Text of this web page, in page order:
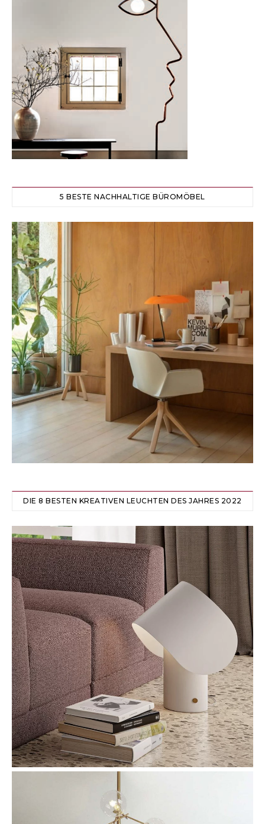
5 BESTE NACHHALTIGE BÜROMÖBEL
DIE 8 BESTEN KREATIVEN LEUCHTEN DES JAHRES 2022